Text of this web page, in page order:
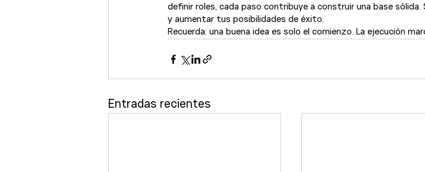
definir roles, cada paso contribuye a construir una base
y aumentar tus posibilidades de éxito.
Recuerda: una buena idea es solo el comienzo. La ejecución
Entradas recientes